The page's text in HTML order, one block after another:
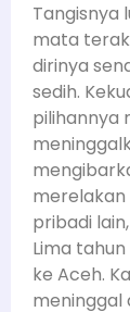
Tangisnya
mata
dirinya
sedih.
pilihannya
merelakan
pribadi
Lima
ke Aceh.
meninggal